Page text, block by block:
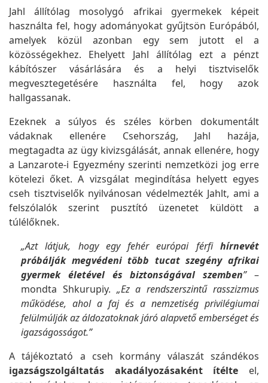
Jahl állítólag mosolygó afrikai gyermekek képeit
használta fel, hogy adományokat gyűjtsön Európából,
amelyek közül azonban egy sem jutott el a
közösségekhez. Ehelyett Jahl állítólag ezt a pénzt
kábítószer vásárlására és a helyi tisztviselők
megvesztegetésére használta fel, hogy azok
hallgassanak.
Ezeknek a súlyos és széles körben dokumentált
vádaknak ellenére Csehország, Jahl hazája,
megtagadta az ügy kivizsgálását, annak ellenére, hogy
a Lanzarote-i Egyezmény szerinti nemzetközi jog erre
kötelezi őket. A vizsgálat megindítása helyett egyes
cseh tisztviselők nyilvánosan védelmezték Jahlt, ami a
felszólalók szerint pusztító üzenetet küldött a
túlélőknek.
„Azt látjuk, hogy egy fehér európai férfi hírnevét
próbálják megvédeni több tucat szegény afrikai
gyermek életével és biztonságával szemben”–
mondta Shkurupiy. „Ez a rendszerszintű rasszizmus
működése, ahol a faj és a nemzetiség privilégiumai
felülmúlják az áldozatoknak járó alapvető emberséget és
igazságosságot.”
A tájékoztató a cseh kormány válaszát szándékos
igazságszolgáltatás akadályozásaként ítélte el,